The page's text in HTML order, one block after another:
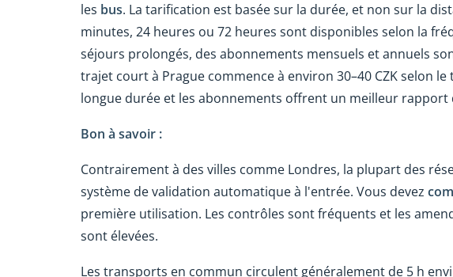
les bus. La tarification est basée sur la durée, et non sur la
minutes, 24 heures ou 72 heures sont disponibles selon la
séjours prolongés, des abonnements mensuels et annuels
trajet court à Prague commence à environ 30–40 CZK selon
longue durée et les abonnements offrent un meilleur
Bon à savoir :
Contrairement à des villes comme Londres, la plupart des
système de validation automatique à l'entrée. Vous devez
première utilisation. Les contrôles sont fréquents et les
sont élevées.
Les transports en commun circulent généralement de 5 h